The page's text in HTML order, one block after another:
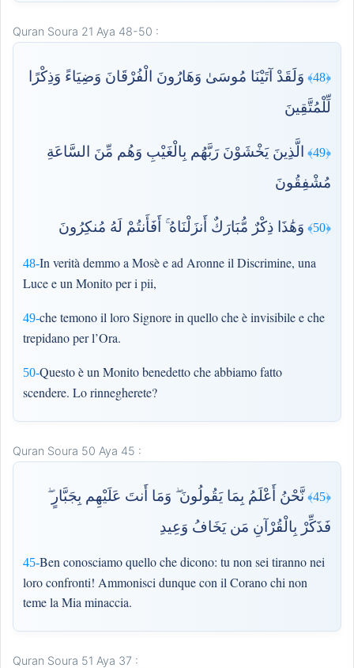
Quran Soura 21 Aya 48-50 :
﴿48﴾
وَلَقَدْ آتَيْنَا مُوسَىٰ وَهَارُونَ الْفُرْقَانَ وَضِيَاءً وَذِكْرًا
لِّلْمُتَّقِينَ
48-In verità demmo a Mosè e ad Aronne il Discrimine, una
Luce e un Monito per i pii,
﴿49﴾
الَّذِينَ يَخْشَوْنَ رَبَّهُم بِالْغَيْبِ وَهُم مِّنَ السَّاعَةِ
مُشْفِقُونَ
49-che temono il loro Signore in quello che è invisibile e che
trepidano per l’Ora.
﴿50﴾ وَهَٰذَا ذِكْرٌ مُّبَارَكٌ أَنزَلْنَاهُ ۚ أَفَأَنتُمْ لَهُ مُنكِرُونَ
50-Questo è un Monito benedetto che abbiamo fatto
scendere. Lo rinnegherete?
Quran Soura 50 Aya 45 :
﴿45﴾
نَّحْنُ أَعْلَمُ بِمَا يَقُولُونَ ۖ وَمَا أَنتَ عَلَيْهِم بِجَبَّارٍ ۖ
فَذَكِّرْ بِالْقُرْآنِ مَن يَخَافُ وَعِيدِ
45-Ben conosciamo quello che dicono: tu non sei tiranno nei
loro confronti! Ammonisci dunque con il Corano chi non
teme la Mia minaccia.
Quran Soura 51 Aya 37 :